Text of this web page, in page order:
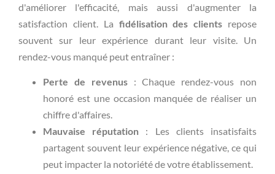
d'améliorer l'efficacité, mais aussi d'augmenter la
satisfaction client. La fidélisation des clients repose
souvent sur leur expérience durant leur visite. Un
rendez-vous manqué peut entraîner :
Perte de revenus: Chaque rendez-vous non
honoré est une occasion manquée de réaliser un
chiffre d'affaires.
Mauvaise réputation : Les clients insatisfaits
partagent souvent leur expérience négative, ce qui
peut impacter la notoriété de votre établissement.